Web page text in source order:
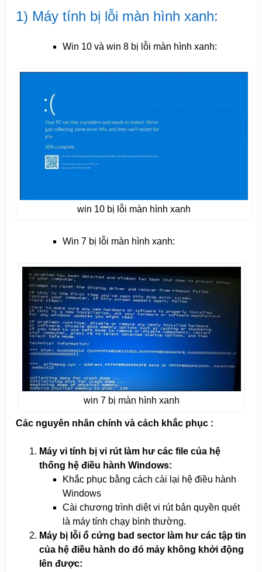
1) Máy tính bị lỗi màn hình xanh:
Win 10 và win 8 bị lỗi màn hình xanh:
win 10 bị lỗi màn hình xanh
Win 7 bị lỗi màn hình xanh:
win 7 bị màn hình xanh
Các nguyên nhân chính và cách khắc phục :
Máy vi tính bị vi rút làm hư các file của hệ
thống hệ điều hành Windows:
Khắc phục bằng cách cài lại hệ điều hành
Windows
Cài chương trình diệt vi rút bản quyền quét
là máy tính chạy bình thường.
Máy bị lỗi ổ cứng bad sector làm hư các tập tin
của hệ điều hành do đó máy không khởi động
lên được: